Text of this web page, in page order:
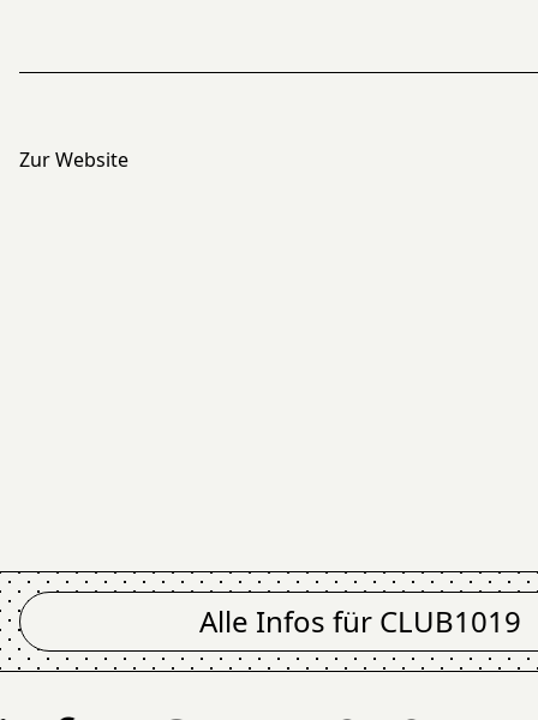
Zur Website
Alle Infos für CLUB1019